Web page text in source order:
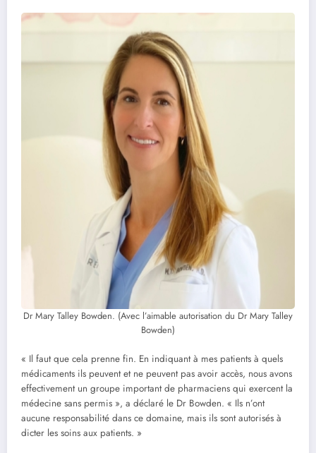
Dr Mary Talley Bowden. (Avec l’aimable autorisation du Dr Mary Talley
Bowden)
« Il faut que cela prenne fin. En indiquant à mes patients à quels
médicaments ils peuvent et ne peuvent pas avoir accès, nous avons
effectivement un groupe important de pharmaciens qui exercent la
médecine sans permis », a déclaré le Dr Bowden. « Ils n’ont
aucune responsabilité dans ce domaine, mais ils sont autorisés à
dicter les soins aux patients. »